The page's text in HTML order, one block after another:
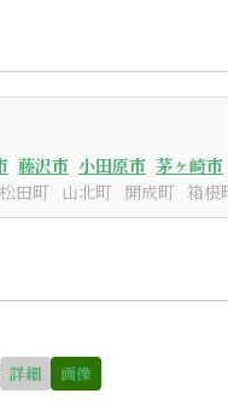
藤沢市 小田原市 茅ヶ崎市
松田町 山北町 開成町 箱根
詳細 画像